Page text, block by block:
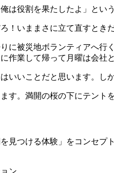
は役割を果たしたよ」とい
！いままさに立て直すとき
に被災地ボランティアへ行
作業して帰って月曜は会社
いいことだと思います。し
す。満開の桜の下にテント
を見つける体験」をコンセプ